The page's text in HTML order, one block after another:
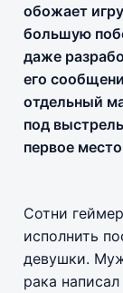
обожает
большую
даже
его
отдельный
под
первое
Сотни
исполнить
девушки.
рака